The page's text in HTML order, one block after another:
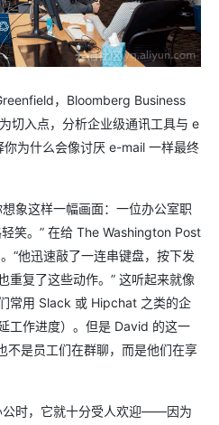
，Bloomberg Business
切入点，分析企业级通讯工具与 e
为什么会像讨厌 e-mail 一样最终
象这样一幅画面：一位办公室职
笑。” 在给 The Washington Post
“他迅速敲了一连串键盘，按下发
重复了这些动作。” 这听起来就像
常用 Slack 或 Hipchat 之类的企
工作进度）。但是 David 的这一
不是员工们在群聊，而是他们在享
公时，它就十分受人欢迎——因为